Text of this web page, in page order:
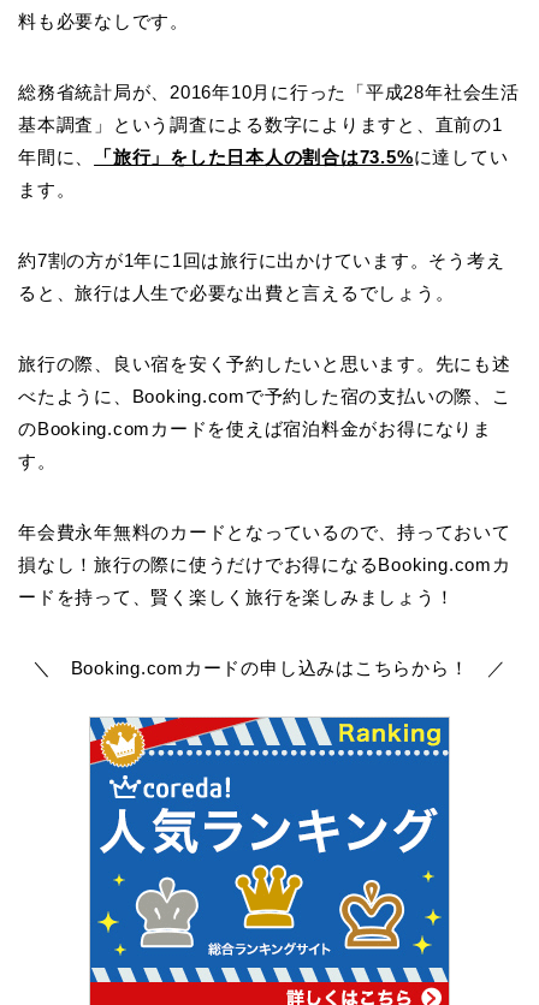
料も必要なしです。
総務省統計局が、2016年10月に行った「平成28年社会生活
基本調査」という調査による数字によりますと、直前の1
年間に、
「旅行」をした日本人の割合は73.5%に達してい
ます。
約7割の方が1年に1回は旅行に出かけています。そう考え
ると、旅行は人生で必要な出費と言えるでしょう。
旅行の際、良い宿を安く予約したいと思います。先にも述
べたように、Booking.comで予約した宿の支払いの際、
こ
のBooking.comカードを使えば宿泊料金がお得になりま
す。
年会費永年無料のカードとなっているので、持っておいて
損なし！旅行の際に使うだけでお得になるBooking.comカ
ードを持って、賢く楽しく旅行を楽しみましょう！
＼ Booking.comカードの申し込みはこちらから！ ／